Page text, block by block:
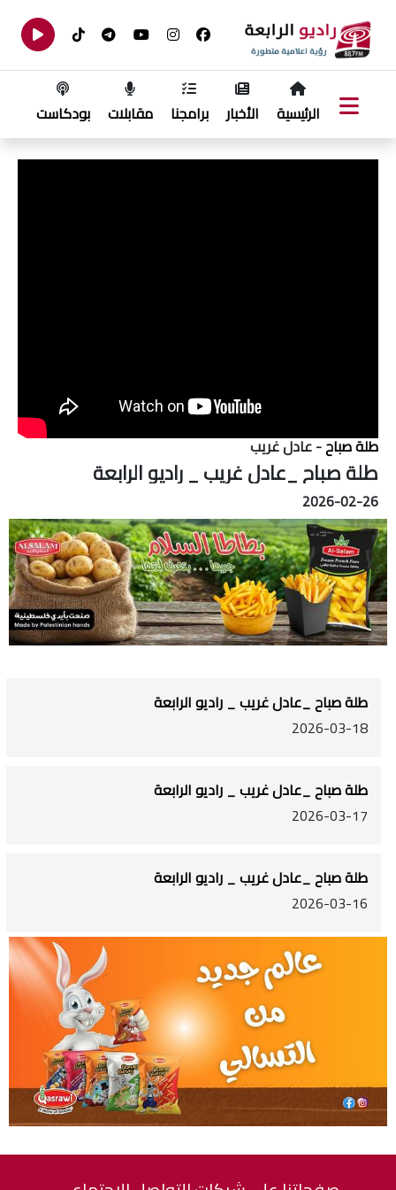
الرئيسية الأخبار برامجنا مقابلات بودكاست
طلة صباح- عادل غريب
طلة صباح _عادل غريب _ راديو الرابعة
2026-02-26
طلة صباح _عادل غريب _ راديو الرابعة
2026-03-18
طلة صباح _عادل غريب _ راديو الرابعة
2026-03-17
طلة صباح _عادل غريب _ راديو الرابعة
2026-03-16